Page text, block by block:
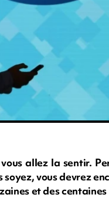
allez la sentir.
vous devrez
et des centaines